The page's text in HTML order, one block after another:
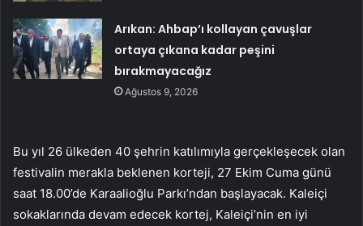
Arıkan: Ahbap’ı kollayan çavuşlar
ortaya çıkana kadar peşini
bırakmayacağız
Ağustos 9, 2026
Bu yıl 26 ülkeden 40 şehrin katılımıyla gerçekleşecek olan
festivalin merakla beklenen korteji, 27 Ekim Cuma günü
saat 18.00’de Karaalioğlu Parkı’ndan başlayacak. Kaleiçi
sokaklarında devam edecek kortej, Kaleiçi’nin en iyi